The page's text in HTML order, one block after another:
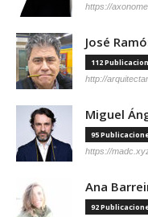
https://
José
112
http://
Miguel
95
https://
Ana
92